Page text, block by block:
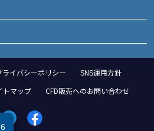
ライバシーポリシー
SNS運用方針
トマップ CFD販売へのお問い合わせ